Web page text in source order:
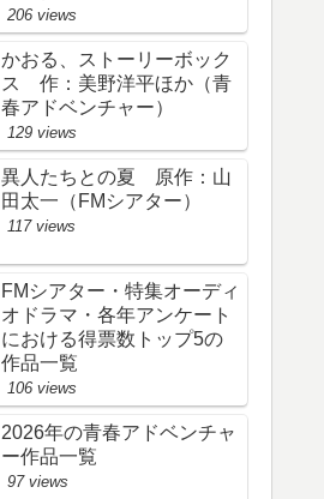
206 views
かおる、ストーリーボック
ス 作：美野洋平ほか（青
春アドベンチャー）
129 views
異人たちとの夏 原作：山
田太一（FMシアター）
117 views
FMシアター・特集オーディ
オドラマ・各年アンケート
における得票数トップ5の
作品一覧
106 views
2026年の青春アドベンチャ
ー作品一覧
97 views